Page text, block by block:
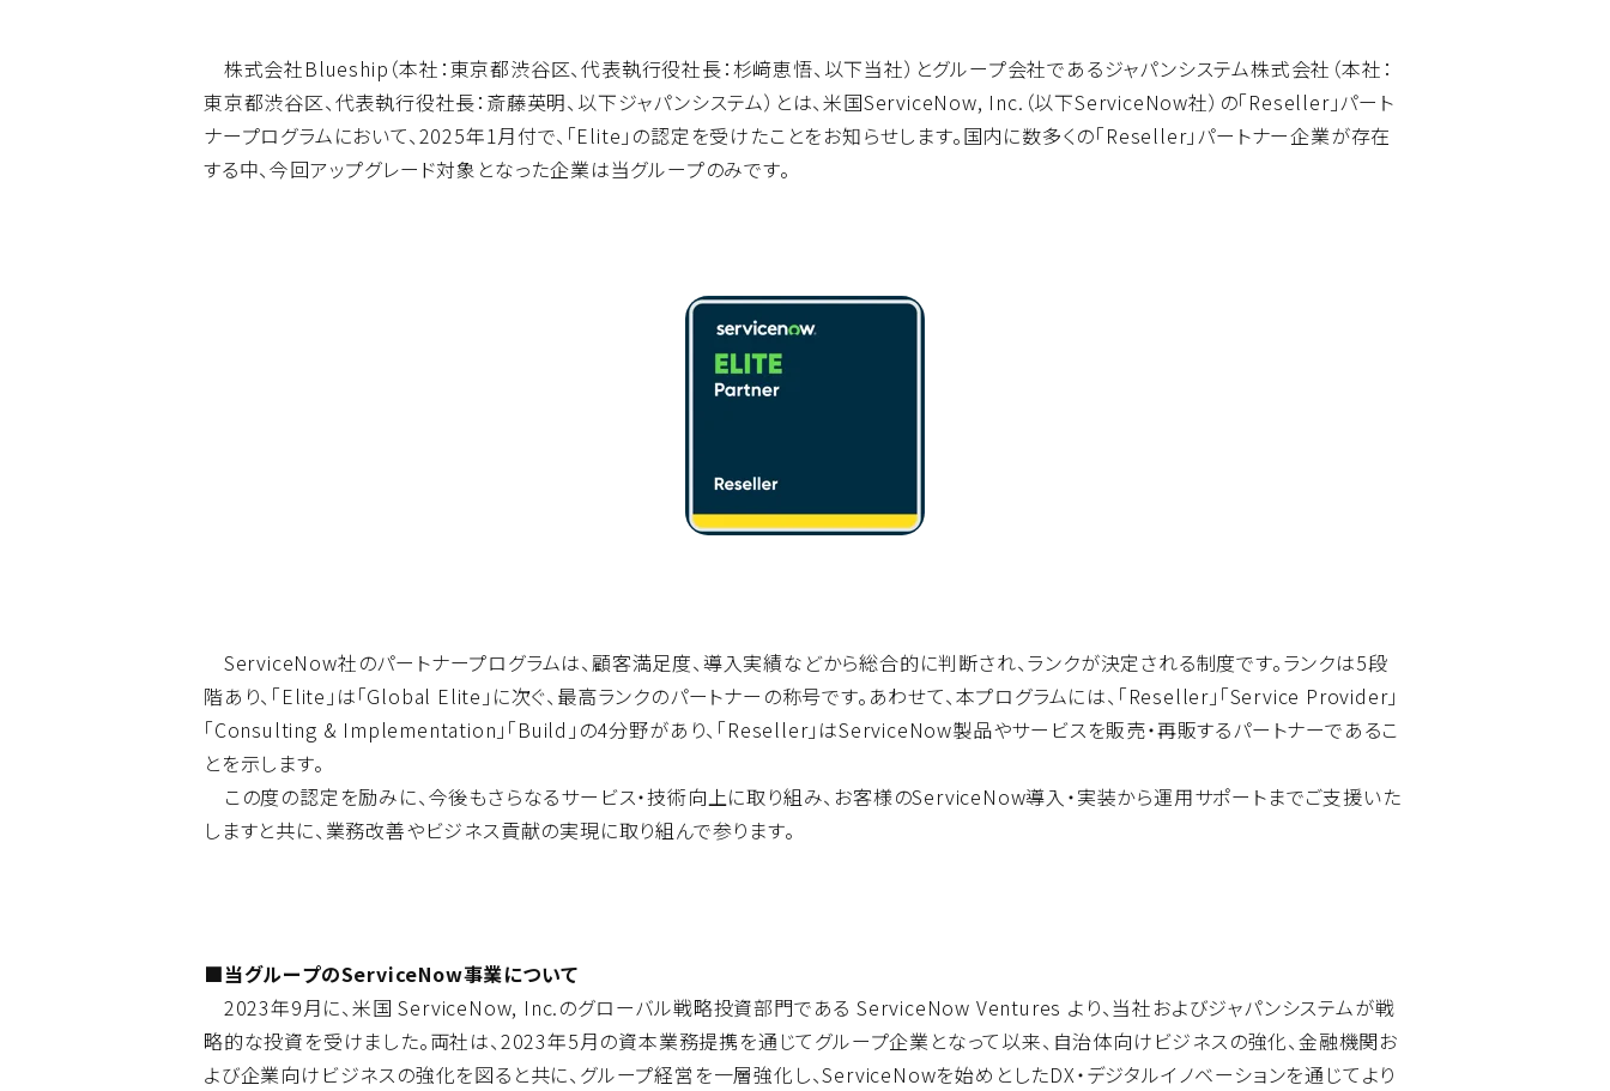
株式会社Blueship（本社：東京都渋谷区、代表執行役社長：杉﨑恵悟、以下当社）とグループ会社であるジャパンシステム株式会社（本社：
東京都渋谷区、代表執行役社長：斎藤英明、以下ジャパンシステム）とは、米国ServiceNow, Inc.（以下ServiceNow社）の「Reseller」パート
ナープログラムにおいて、2025年1月付で、「Elite」の認定を受けたことをお知らせします。国内に数多くの「Reseller」パートナー企業が存在
する中、今回アップグレード対象となった企業は当グループのみです。
ServiceNow社のパートナープログラムは、顧客満足度、導入実績などから総合的に判断され、ランクが決定される制度です。ランクは5段
階あり、「Elite」は「Global Elite」に次ぐ、最高ランクのパートナーの称号です。あわせて、本プログラムには、「Reseller」「Service Provider」
「Consulting & Implementation」「Build」の4分野があり、「Reseller」はServiceNow製品やサービスを販売・再販するパートナーであるこ
とを示します。
この度の認定を励みに、今後もさらなるサービス・技術向上に取り組み、お客様のServiceNow導入・実装から運用サポートまでご支援いた
しますと共に、業務改善やビジネス貢献の実現に取り組んで参ります。
■当グループのServiceNow事業について
2023年9月に、米国 ServiceNow, Inc.のグローバル戦略投資部門である ServiceNow Ventures より、当社およびジャパンシステムが戦
略的な投資を受けました。両社は、2023年5月の資本業務提携を通じてグループ企業となって以来、自治体向けビジネスの強化、金融機関お
よび企業向けビジネスの強化を図ると共に、グループ経営を一層強化し、ServiceNowを始めとしたDX・デジタルイノベーションを通じてより